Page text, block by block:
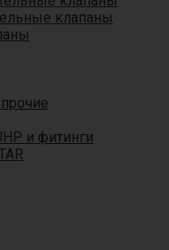
клапаны
и фитинги